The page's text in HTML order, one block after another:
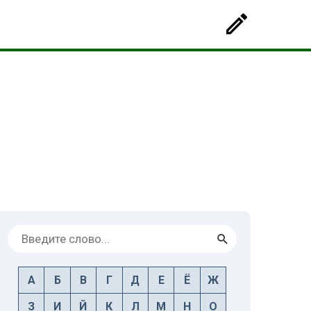
А Б В Г Д Е Ё Ж
З И Й К Л М Н О